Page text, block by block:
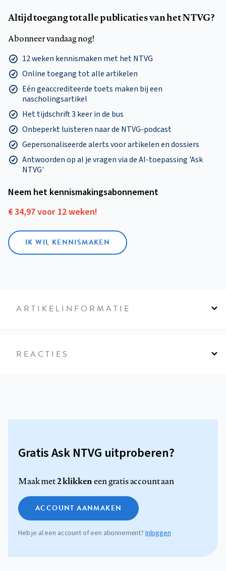
Altijd toegang tot alle publicaties van het NTVG?
Abonneer vandaag nog!
12 weken kennismaken met het NTVG
Online toegang tot alle artikelen
Eén geaccrediteerde toets maken bij een
nascholingsartikel
Het tijdschrift 3 keer in de bus
Onbeperkt luisteren naar de NTVG-podcast
Gepersonaliseerde alerts voor artikelen en dossiers
Antwoorden op al je vragen via de AI-toepassing 'Ask
NTVG'
Neem het kennismakings­abonnement
€ 34,97 voor 12 weken!
IK WIL KENNISMAKEN
ARTIKELINFORMATIE
REACTIES
Gratis Ask NTVG uitproberen?
Maak met2 klikkeneen gratis account aan
ACCOUNT AANMAKEN
Heb je al een account of een abonnement?Inloggen